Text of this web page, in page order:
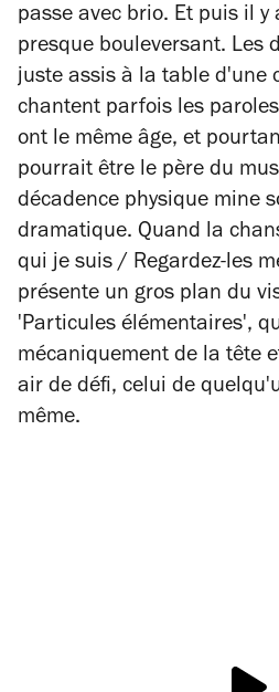
passe avec brio. Et puis il y
presque bouleversant. Les
juste assis à la table d'une
chantent parfois les
ont le même âge, et
pourrait être le père du
décadence physique mine
dramatique. Quand la
qui je suis / Regardez-les
présente un gros plan du
'Particules élémentaires',
mécaniquement de la tête
air de défi, celui de
même.